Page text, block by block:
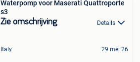
Waterpomp voor Maserati Quattroporte
s3
Zie omschrijving Details
Italy 29 mei 26